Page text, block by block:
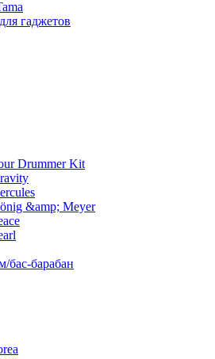
гаджетов
Drummer Kit
&amp; Meyer
бас-барабан